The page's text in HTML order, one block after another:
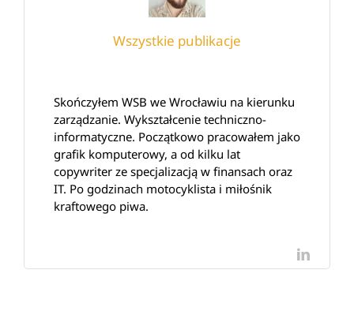
Wszystkie publikacje
Skończyłem WSB we Wrocławiu na kierunku
zarządzanie. Wykształcenie techniczno-
informatyczne. Początkowo pracowałem jako
grafik komputerowy, a od kilku lat
copywriter ze specjalizacją w finansach oraz
IT. Po godzinach motocyklista i miłośnik
kraftowego piwa.
LinkedIn